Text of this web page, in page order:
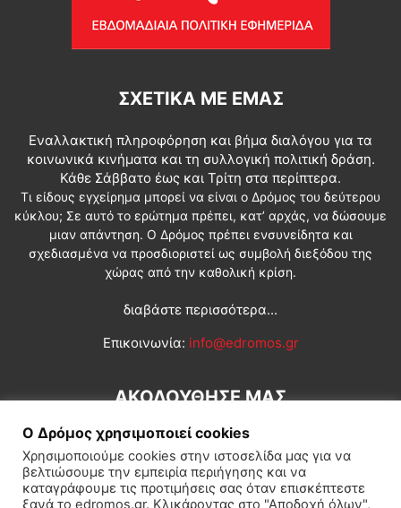
ΣΧΕΤΙΚΆ ΜΕ ΕΜΆΣ
Εναλλακτική πληροφόρηση και βήμα διαλόγου για τα
κοινωνικά κινήματα και τη συλλογική πολιτική δράση.
Κάθε Σάββατο έως και Τρίτη στα περίπτερα.
Τι είδους εγχείρημα μπορεί να είναι ο Δρόμος του δεύτερου
κύκλου; Σε αυτό το ερώτημα πρέπει, κατ’ αρχάς, να δώσουμε
μιαν απάντηση. Ο Δρόμος πρέπει ενσυνείδητα και
σχεδιασμένα να προσδιοριστεί ως συμβολή διεξόδου της
χώρας από την καθολική κρίση.
διαβάστε περισσότερα...
Επικοινωνία: info@edromos.gr
ΑΚΟΛΟΥΘΗΣΕ ΜΑΣ
Ο Δρόμος χρησιμοποιεί cookies
Χρησιμοποιούμε cookies στην ιστοσελίδα μας για να
βελτιώσουμε την εμπειρία περιήγησης και να
καταγράφουμε τις προτιμήσεις σας όταν επισκέπτεστε
ξανά το edromos.gr. Κλικάροντας στο "Αποδοχή όλων",